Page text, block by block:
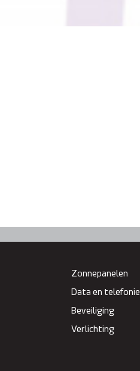
Zonnepanelen
Data en telefonie
Beveiliging
Verlichting